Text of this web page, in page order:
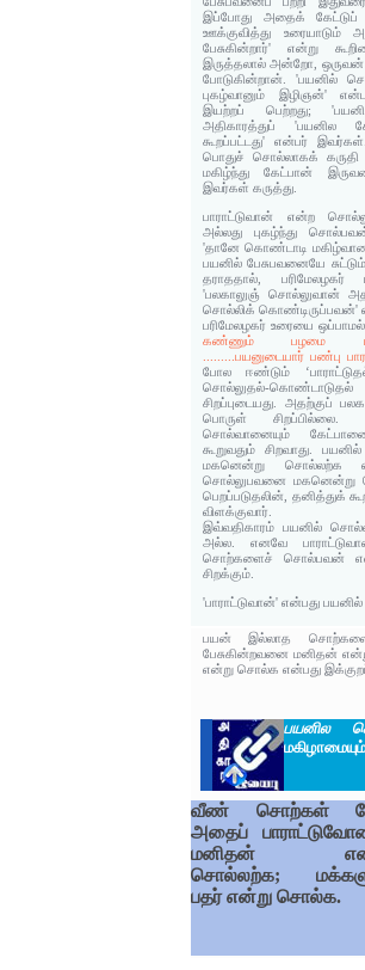
இப்போது அதைக் கேட்டுப்
ஊக்குவித்து உரையாடும்
பேசுகின்றார்' என்று
இருத்தலால் அன்றோ, ஒருவன்
போடுகின்றான். 'பயனில்
புகழ்வானும் இழிஞன்'
இயற்றப் பெற்றது;
அதிகாரத்துப் 'பயனில
கூறப்பட்டது' என்பர்
பொதுச் சொல்லாகக் கருதி
மகிழ்ந்து கேட்பான்
இவர்கள் கருத்து.
பாராட்டுவான் என்ற
அல்லது புகழ்ந்து
'தானே கொண்டாடி
பயனில் பேசுபவனையே
தராததால், பரிமேலழகர்
'பலகாலுஞ் சொல்லுவான்
சொல்லிக் கொண்டிருப்பவன்'
பரிமேலழகர் உரையை
கண்ணும் பழமை
.........பயனுடையார் பண்பு
போல ஈண்டும்
சொல்லுதல்-கொண்டாடுதல்
சிறப்புடையது. அதற்குப்
பொருள் சிறப்பில்லை.
சொல்வானையும்
கூறுவதும் சிறவாது.
மகனென்று சொல்லற்க
சொல்லுபவனை மகனென்று
பெறப்படுதலின், தனித்துக்
விளக்குவார்.
இவ்வதிகாரம் பயனில்
அல்ல. எனவே
சொற்களைச் சொல்பவன்
சிறக்கும்.
'பாராட்டுவான்' என்பது
பயன் இல்லாத சொற்களை
பேசுகின்றவனை மனிதன்
என்று சொல்க என்பது
பயனில
வீண் சொற்கள்
அதைப்
மனிதன்
சொல்லற்க;
பதர் என்று சொல்க.